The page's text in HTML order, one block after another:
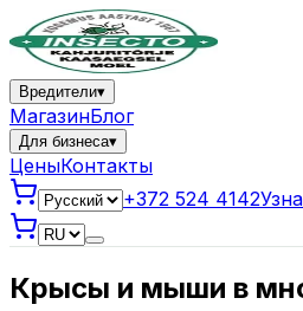
Вредители▾
МагазинБлог
Для бизнеса▾
ЦеныКонтакты
+372 524 4142
Крысы и мыши в